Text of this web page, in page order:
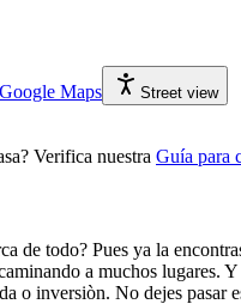
Maps Street view
Verifica nuestra Guía para
de todo? Pues ya la
a muchos lugares.
o inversiòn. No dejes pasar